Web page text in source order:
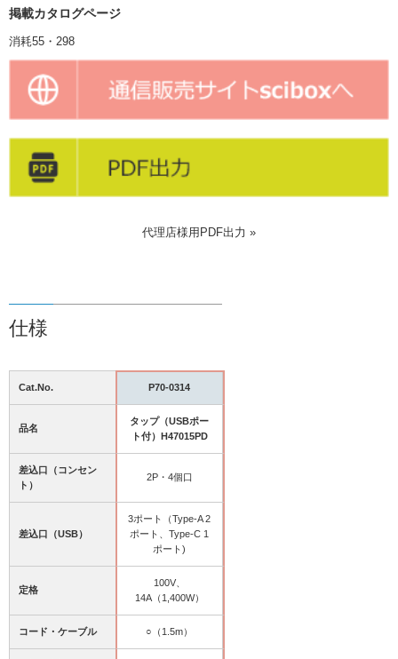
掲載カタログページ
消耗55・298
代理店様用PDF出力 »
仕様
Cat.No. P70-0314
品名
タップ（USBポー
ト付）H47015PD
差込口（コンセン
ト）
2P・4個口
差込口（USB）
3ポート（Type-A 2
ポート、Type-C 1
ポート)
定格
100V、
14A（1,400W）
コード・ケーブル ○（1.5m）